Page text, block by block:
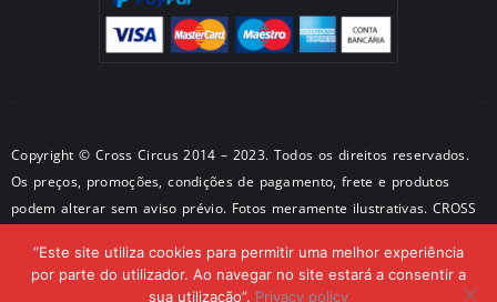
Copyright © Cross Circus 2014 – 2023. Todos os direitos reservados.
Os preços, promoções, condições de pagamento, frete e produtos
podem alterar sem aviso prévio. Fotos meramente ilustrativas. CROSS
Endereço: São Paulo – SP
“Este site utiliza cookies para permitir uma melhor experiência
por parte do utilizador. Ao navegar no site estará a consentir a
sua utilização”. Privacy policy